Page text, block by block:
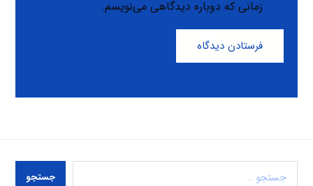
زمانی که دوباره دیدگاهی می‌نویسم.
فرستادن دیدگاه
جستجو